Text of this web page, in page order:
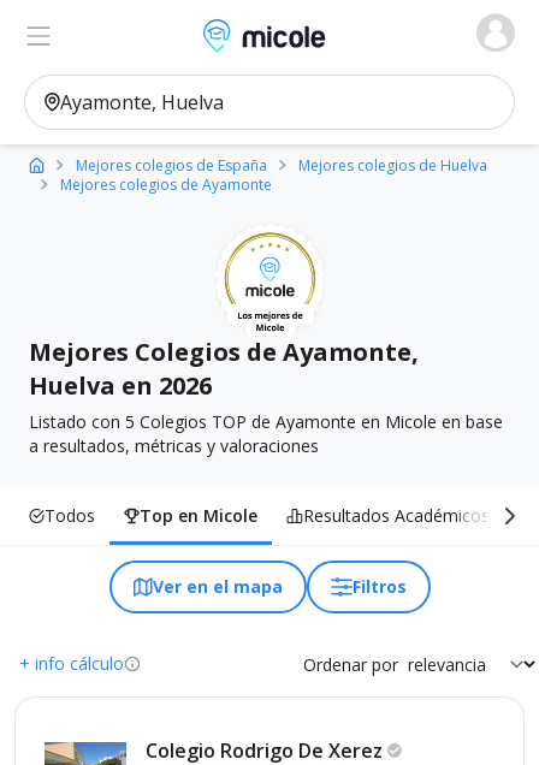
Micole, buscador de colegios
Ver en el mapa
Mejores colegios de España
Mejores colegios de Huelva
Mejores colegios de Ayamonte
Mejores Colegios de Ayamonte,
Huelva en 2026
Listado con 5 Colegios TOP de Ayamonte en Micole en base
a resultados, métricas y valoraciones
Todos Top en Micole Resultados Académicos
Ver en el mapa Filtros
+ info cálculo Ordenar por
Colegio Rodrigo De Xerez